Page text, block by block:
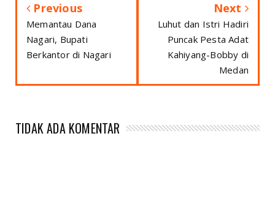
Previous
Memantau Dana
Nagari, Bupati
Berkantor di Nagari
Next
Luhut dan Istri Hadiri
Puncak Pesta Adat
Kahiyang-Bobby di
Medan
TIDAK ADA KOMENTAR